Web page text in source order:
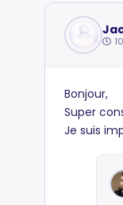
Bonjour,
Super
Je suis